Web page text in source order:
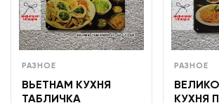
РАЗНОЕ
ВЬЕТНАМ КУХНЯ
ТАБЛИЧКА
РАЗНОЕ
КУХНЯ